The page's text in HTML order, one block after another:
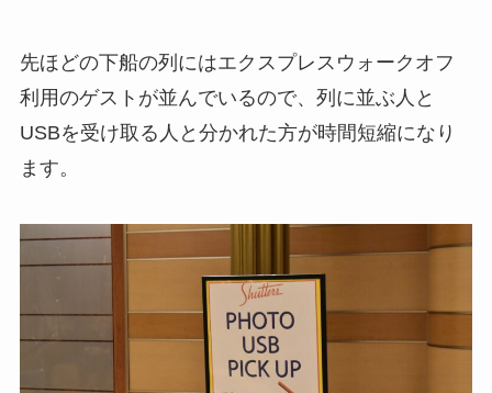
先ほどの下船の列にはエクスプレスウォークオフ
利用のゲストが並んでいるので、列に並ぶ人と
USBを受け取る人と分かれた方が時間短縮になり
ます。